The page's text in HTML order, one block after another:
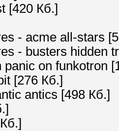
[420 Кб.]
- acme all-stars
- busters hidden
panic on funkotron
[276 Кб.]
antics [498 Кб.]